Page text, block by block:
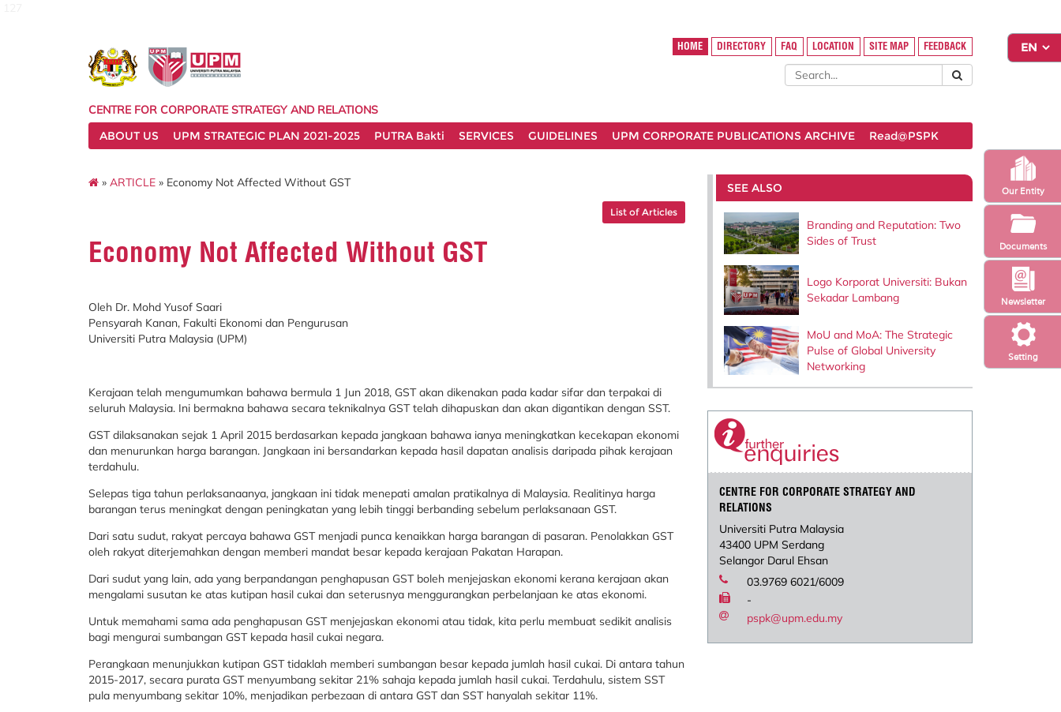
Setting
Newsletter
Our Entity
Documents
HOME DIRECTORY FAQ LOCATION SITE MAP FEEDBACK
CENTRE FOR CORPORATE STRATEGY AND RELATIONS
ABOUT US
UPM STRATEGIC PLAN 2021-2025 PUTRA Bakti SERVICES GUIDELINES UPM CORPORATE PUBLICATIONS ARCHIVE Read@PSPK
» ARTICLE » Economy Not Affected Without GST
List of Articles
Economy Not Affected Without GST
Oleh Dr. Mohd Yusof Saari
Pensyarah Kanan, Fakulti Ekonomi dan Pengurusan
Universiti Putra Malaysia (UPM)
Kerajaan telah mengumumkan bahawa bermula 1 Jun 2018, GST akan dikenakan pada kadar sifar dan terpakai di
seluruh Malaysia. Ini bermakna bahawa secara teknikalnya GST telah dihapuskan dan akan digantikan dengan SST.
GST dilaksanakan sejak 1 April 2015 berdasarkan kepada jangkaan bahawa ianya meningkatkan kecekapan ekonomi
dan menurunkan harga barangan. Jangkaan ini bersandarkan kepada hasil dapatan analisis daripada pihak kerajaan
terdahulu.
Selepas tiga tahun perlaksanaanya, jangkaan ini tidak menepati amalan pratikalnya di Malaysia. Realitinya harga
barangan terus meningkat dengan peningkatan yang lebih tinggi berbanding sebelum perlaksanaan GST.
Dari satu sudut, rakyat percaya bahawa GST menjadi punca kenaikkan harga barangan di pasaran. Penolakkan GST
oleh rakyat diterjemahkan dengan memberi mandat besar kepada kerajaan Pakatan Harapan.
Dari sudut yang lain, ada yang berpandangan penghapusan GST boleh menjejaskan ekonomi kerana kerajaan akan
mengalami susutan ke atas kutipan hasil cukai dan seterusnya menggurangkan perbelanjaan ke atas ekonomi.
Untuk memahami sama ada penghapusan GST menjejaskan ekonomi atau tidak, kita perlu membuat sedikit analisis
bagi mengurai sumbangan GST kepada hasil cukai negara.
Perangkaan menunjukkan kutipan GST tidaklah memberi sumbangan besar kepada jumlah hasil cukai. Di antara tahun
2015-2017, secara purata GST menyumbang sekitar 21% sahaja kepada jumlah hasil cukai. Terdahulu, sistem SST
pula menyumbang sekitar 10%, menjadikan perbezaan di antara GST dan SST hanyalah sekitar 11%.
SEE ALSO
Branding and Reputation: Two
Sides of Trust
Logo Korporat Universiti: Bukan
Sekadar Lambang
MoU and MoA: The Strategic
Pulse of Global University
Networking
CENTRE FOR CORPORATE STRATEGY AND
RELATIONS
Universiti Putra Malaysia
43400 UPM Serdang
Selangor Darul Ehsan
03.9769 6021/6009
-
pspk@upm.edu.my